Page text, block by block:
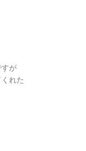
が
れた